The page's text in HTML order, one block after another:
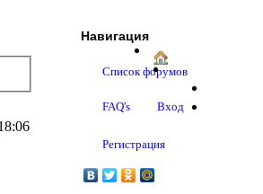
Навигация
Список форумов
FAQ's Вход
Регистрация